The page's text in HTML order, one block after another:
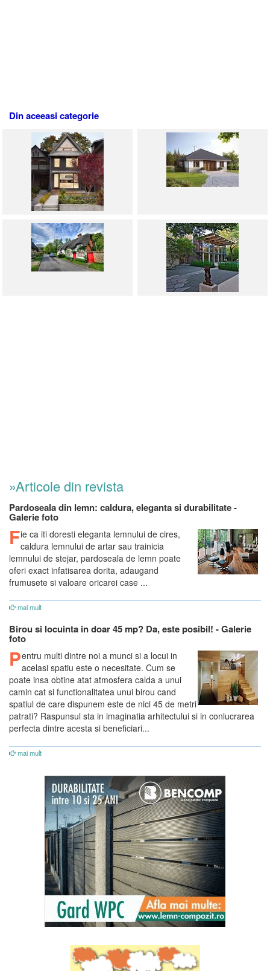
Din aceeasi categorie
»Articole din revista
Pardoseala din lemn: caldura, eleganta si durabilitate -
Galerie foto
Fie ca iti doresti eleganta lemnului de cires,
caldura lemnului de artar sau trainicia
lemnului de stejar, pardoseala de lemn poate
oferi exact infatisarea dorita, adaugand
frumusete si valoare oricarei case ...
mai mult
Birou si locuinta in doar 45 mp? Da, este posibil! - Galerie
foto
Pentru multi dintre noi a munci si a locui in
acelasi spatiu este o necesitate. Cum se
poate insa obtine atat atmosfera calda a unui
camin cat si functionalitatea unui birou cand
spatiul de care dispunem este de nici 45 de metri
patrati? Raspunsul sta in imaginatia arhitectului si in conlucrarea
perfecta dintre acesta si beneficiari...
mai mult